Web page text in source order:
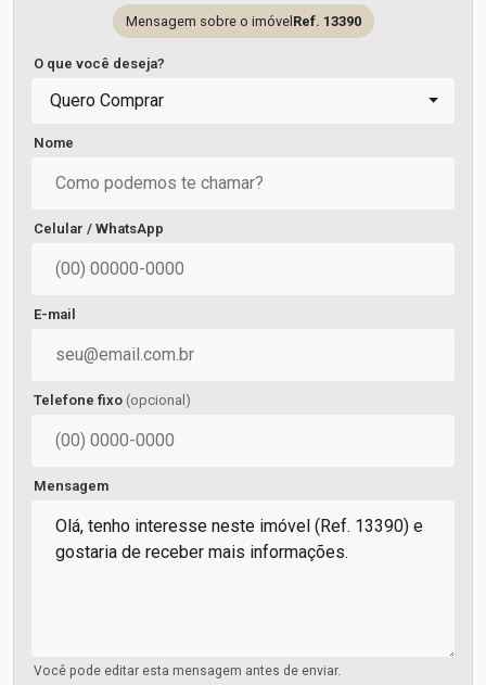
Mensagem sobre o imóvel Ref. 13390
O que você deseja?
Quero Comprar
Nome
Celular / WhatsApp
E-mail
Telefone fixo (opcional)
Mensagem
Você pode editar esta mensagem antes de enviar.